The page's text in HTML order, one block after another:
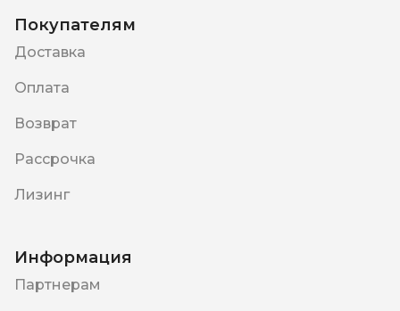
Покупателям
Доставка
Оплата
Возврат
Рассрочка
Лизинг
Информация
Партнерам